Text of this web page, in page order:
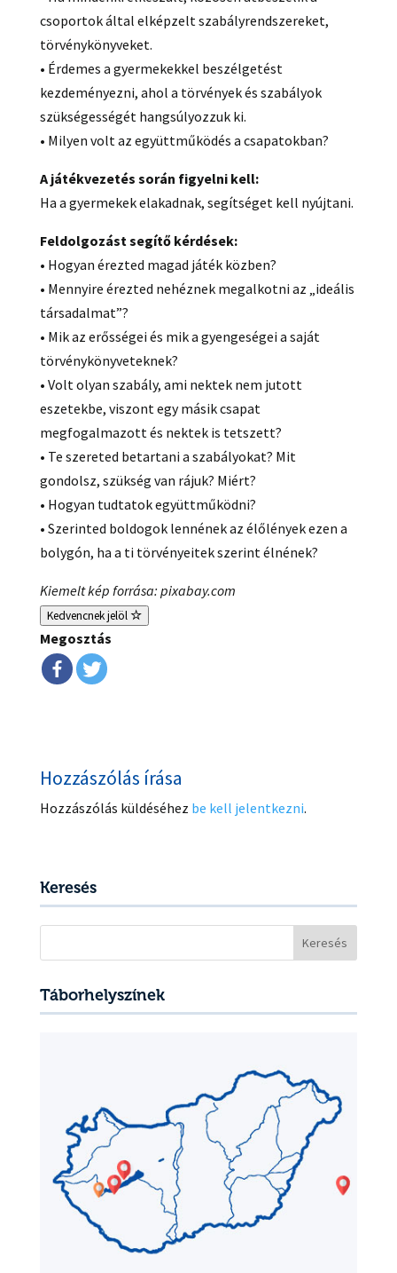
csoportok által elképzelt szabályrendszereket,
törvénykönyveket.
• Érdemes a gyermekekkel beszélgetést
kezdeményezni, ahol a törvények és szabályok
szükségességét hangsúlyozzuk ki.
• Milyen volt az együttműködés a csapatokban?
A játékvezetés során figyelni kell:
Ha a gyermekek elakadnak, segítséget kell nyújtani.
Feldolgozást segítő kérdések:
• Hogyan érezted magad játék közben?
• Mennyire érezted nehéznek megalkotni az „ideális
társadalmat”?
• Mik az erősségei és mik a gyengeségei a saját
törvénykönyveteknek?
• Volt olyan szabály, ami nektek nem jutott
eszetekbe, viszont egy másik csapat
megfogalmazott és nektek is tetszett?
• Te szereted betartani a szabályokat? Mit
gondolsz, szükség van rájuk? Miért?
• Hogyan tudtatok együttműködni?
• Szerinted boldogok lennének az élőlények ezen a
bolygón, ha a ti törvényeitek szerint élnének?
Kiemelt kép forrása: pixabay.com
Kedvencnek jelöl
Megosztás
Hozzászólás írása
Hozzászólás küldéséhez be kell jelentkezni.
Keresés
Táborhelyszínek